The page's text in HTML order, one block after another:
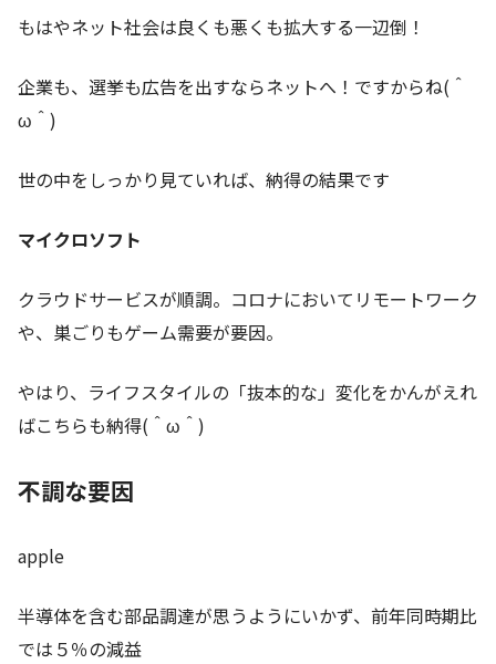
もはやネット社会は良くも悪くも拡大する一辺倒！
企業も、選挙も広告を出すならネットへ！ですからね(＾
ω＾)
世の中をしっかり見ていれば、納得の結果です
マイクロソフト
クラウドサービスが順調。コロナにおいてリモートワーク
や、巣ごりもゲーム需要が要因。
やはり、ライフスタイルの「抜本的な」変化をかんがえれ
ばこちらも納得(＾ω＾)
不調な要因
apple
半導体を含む部品調達が思うようにいかず、前年同時期比
では５％の減益